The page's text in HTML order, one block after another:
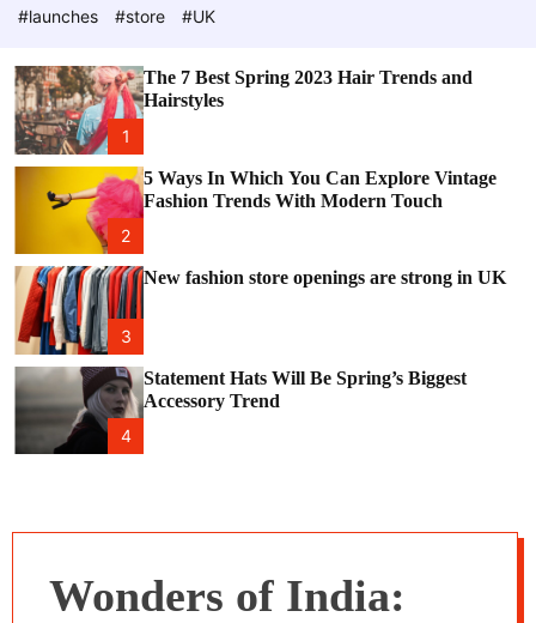
o
e
#launches
#store #UK
1
The 7 Best Spring 2023 Hair Trends and
Hairstyles
2
5 Ways In Which You Can Explore Vintage
Fashion Trends With Modern Touch
3
New fashion store openings are strong in UK
4
Statement Hats Will Be Spring’s Biggest
Accessory Trend
Wonders of India: